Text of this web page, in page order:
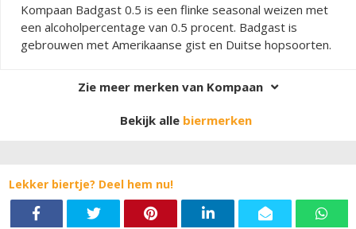
Kompaan Badgast 0.5 is een flinke seasonal weizen met
een alcoholpercentage van 0.5 procent. Badgast is
gebrouwen met Amerikaanse gist en Duitse hopsoorten.
Zie meer merken van Kompaan
Bekijk alle biermerken
Lekker biertje? Deel hem nu!